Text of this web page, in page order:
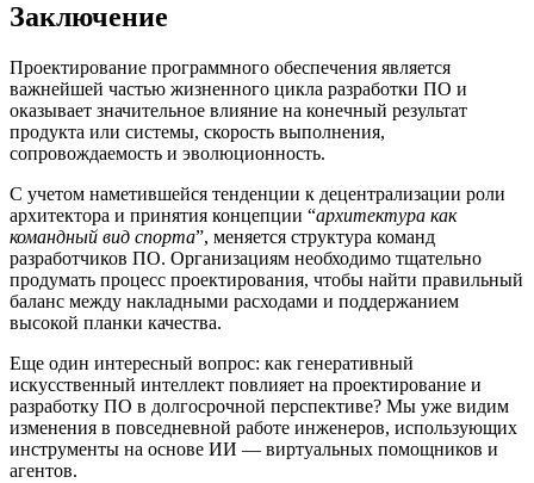
Заключение
Проектирование программного обеспечения является
важнейшей частью жизненного цикла разработки ПО и
оказывает значительное влияние на конечный результат
продукта или системы, скорость выполнения,
сопровождаемость и эволюционность.
С учетом наметившейся тенденции к децентрализации роли
архитектора и принятия концепции “архитектура как
командный вид спорта”, меняется структура команд
разработчиков ПО. Организациям необходимо тщательно
продумать процесс проектирования, чтобы найти правильный
баланс между накладными расходами и поддержанием
высокой планки качества.
Еще один интересный вопрос: как генеративный
искусственный интеллект повлияет на проектирование и
разработку ПО в долгосрочной перспективе? Мы уже видим
изменения в повседневной работе инженеров, использующих
инструменты на основе ИИ — виртуальных помощников и
агентов.